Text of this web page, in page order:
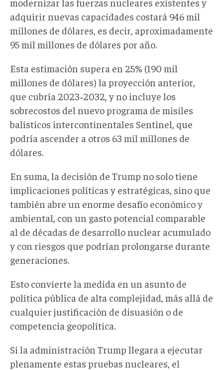
adquirir nuevas capacidades costará 946 mil
millones de dólares, es decir, aproximadamente
95 mil millones de dólares por año.
Esta estimación supera en 25% (190 mil
millones de dólares) la proyección anterior,
que cubría 2023‑2032, y no incluye los
sobrecostos del nuevo programa de misiles
balísticos intercontinentales Sentinel, que
podría ascender a otros 63 mil millones de
dólares.
En suma, la decisión de Trump no solo tiene
implicaciones políticas y estratégicas, sino que
también abre un enorme desafío económico y
ambiental, con un gasto potencial comparable
al de décadas de desarrollo nuclear acumulado
y con riesgos que podrían prolongarse durante
generaciones.
Esto convierte la medida en un asunto de
política pública de alta complejidad, más allá de
cualquier justificación de disuasión o de
competencia geopolítica.
Si la administración Trump llegara a ejecutar
plenamente estas pruebas nucleares, el